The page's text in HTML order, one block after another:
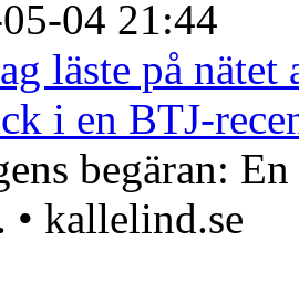
04 21:44
läste på nätet
i en BTJ-
begäran:
• kallelind.se